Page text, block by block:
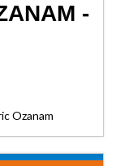
-
Ozanam